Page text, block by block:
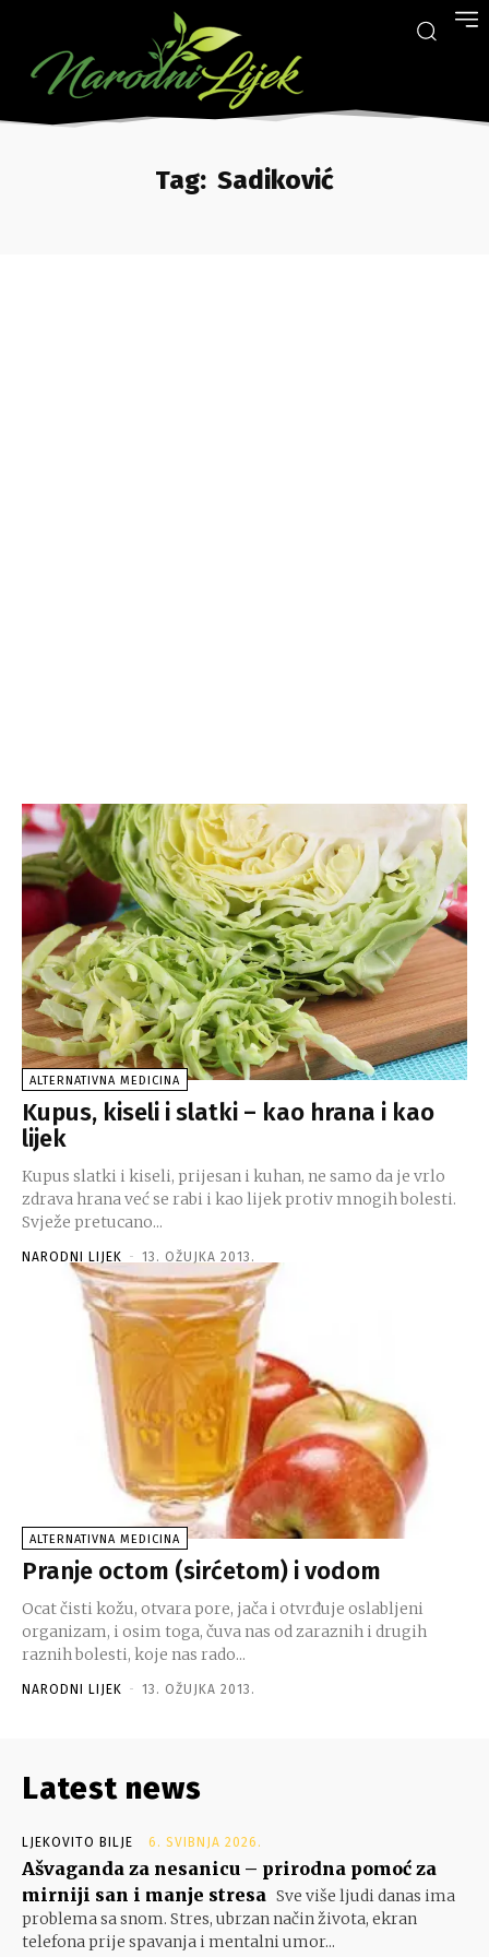
Tag: Sadiković
ALTERNATIVNA MEDICINA
Kupus, kiseli i slatki – kao hrana i kao
lijek
Kupus slatki i kiseli, prijesan i kuhan, ne samo da je vrlo
zdrava hrana već se rabi i kao lijek protiv mnogih bolesti.
Svježe pretucano...
NARODNI LIJEK - 13. OŽUJKA 2013.
ALTERNATIVNA MEDICINA
Pranje octom (sirćetom) i vodom
Ocat čisti kožu, otvara pore, jača i otvrđuje oslabljeni
organizam, i osim toga, čuva nas od zaraznih i drugih
raznih bolesti, koje nas rado...
NARODNI LIJEK - 13. OŽUJKA 2013.
Latest news
LJEKOVITO BILJE 6. SVIBNJA 2026.
Ašvaganda za nesanicu – prirodna pomoć za
mirniji san i manje stresa Sve više ljudi danas ima
problema sa snom. Stres, ubrzan način života, ekran
telefona prije spavanja i mentalni umor...